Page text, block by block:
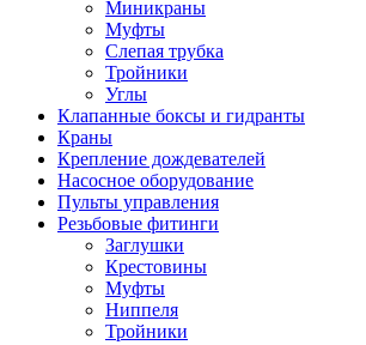
Миникраны
Муфты
Слепая трубка
Тройники
Углы
Клапанные боксы и гидранты
Краны
Крепление дождевателей
Насосное оборудование
Пульты управления
Резьбовые фитинги
Заглушки
Крестовины
Муфты
Ниппеля
Тройники